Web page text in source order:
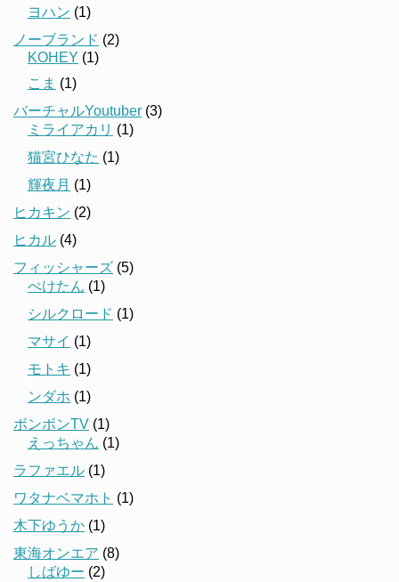
ヨハン (1)
ノーブランド (2)
KOHEY (1)
こま (1)
バーチャルYoutuber (3)
ミライアカリ (1)
猫宮ひなた (1)
輝夜月 (1)
ヒカキン (2)
ヒカル (4)
フィッシャーズ (5)
ぺけたん (1)
シルクロード (1)
マサイ (1)
モトキ (1)
ンダホ (1)
ボンボンTV (1)
えっちゃん (1)
ラファエル (1)
ワタナベマホト (1)
木下ゆうか (1)
東海オンエア (8)
しばゆー (2)